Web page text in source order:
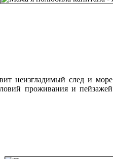
неизгладимый след и море
проживания и пейзажей